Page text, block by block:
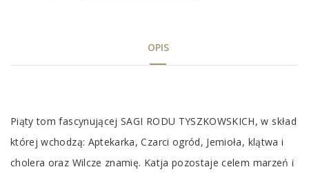
OPIS
Tab
Article
Piąty tom fascynującej SAGI RODU TYSZKOWSKICH, w skład
której wchodzą: Aptekarka, Czarci ogród, Jemioła, klątwa i
cholera oraz Wilcze znamię. Katja pozostaje celem marzeń i